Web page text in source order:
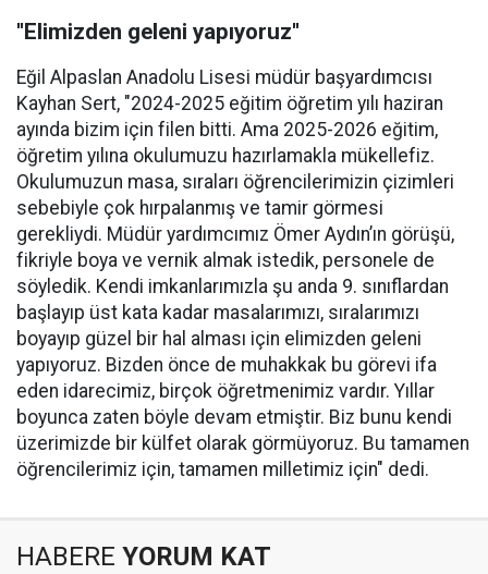
''Elimizden geleni yapıyoruz''
Eğil Alpaslan Anadolu Lisesi müdür başyardımcısı
Kayhan Sert, "2024-2025 eğitim öğretim yılı haziran
ayında bizim için filen bitti. Ama 2025-2026 eğitim,
öğretim yılına okulumuzu hazırlamakla mükellefiz.
Okulumuzun masa, sıraları öğrencilerimizin çizimleri
sebebiyle çok hırpalanmış ve tamir görmesi
gerekliydi. Müdür yardımcımız Ömer Aydın’ın görüşü,
fikriyle boya ve vernik almak istedik, personele de
söyledik. Kendi imkanlarımızla şu anda 9. sınıflardan
başlayıp üst kata kadar masalarımızı, sıralarımızı
boyayıp güzel bir hal alması için elimizden geleni
yapıyoruz. Bizden önce de muhakkak bu görevi ifa
eden idarecimiz, birçok öğretmenimiz vardır. Yıllar
boyunca zaten böyle devam etmiştir. Biz bunu kendi
üzerimizde bir külfet olarak görmüyoruz. Bu tamamen
öğrencilerimiz için, tamamen milletimiz için" dedi.
HABERE YORUM KAT